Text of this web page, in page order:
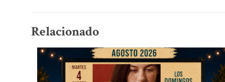
Relacionado